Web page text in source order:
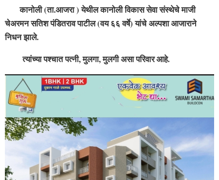
कानोली (ता.आजरा ) येथील कानोली विकास सेवा संस्थेचे माजी
चेअरमन सतिश पंडितराव पाटील (वय ६६ वर्षे) यांचे अल्पशा आजाराने
निधन झाले.
त्यांच्या पश्चात पत्नी, मुलगा, मुलगी असा परिवार आहे.